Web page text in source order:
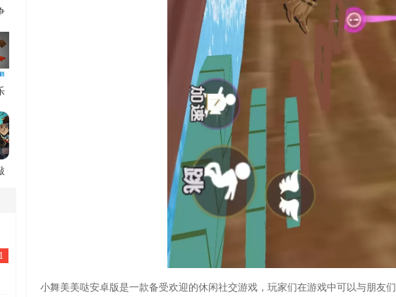
1
小舞美美哒安卓版是一款备受欢迎的休闲社交游戏，玩家们在游戏中可以与朋友